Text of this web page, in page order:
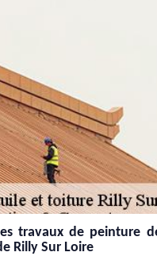
travaux de peinture
Rilly Sur Loire